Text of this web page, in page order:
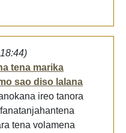
tena marika
sao diso lalana
ireo tanora
tena volamena